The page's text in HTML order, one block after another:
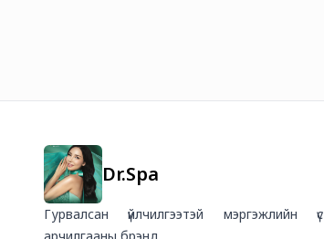
Dr.Spa
Гурвалсан үйлчилгээтэй мэргэжлийн үс